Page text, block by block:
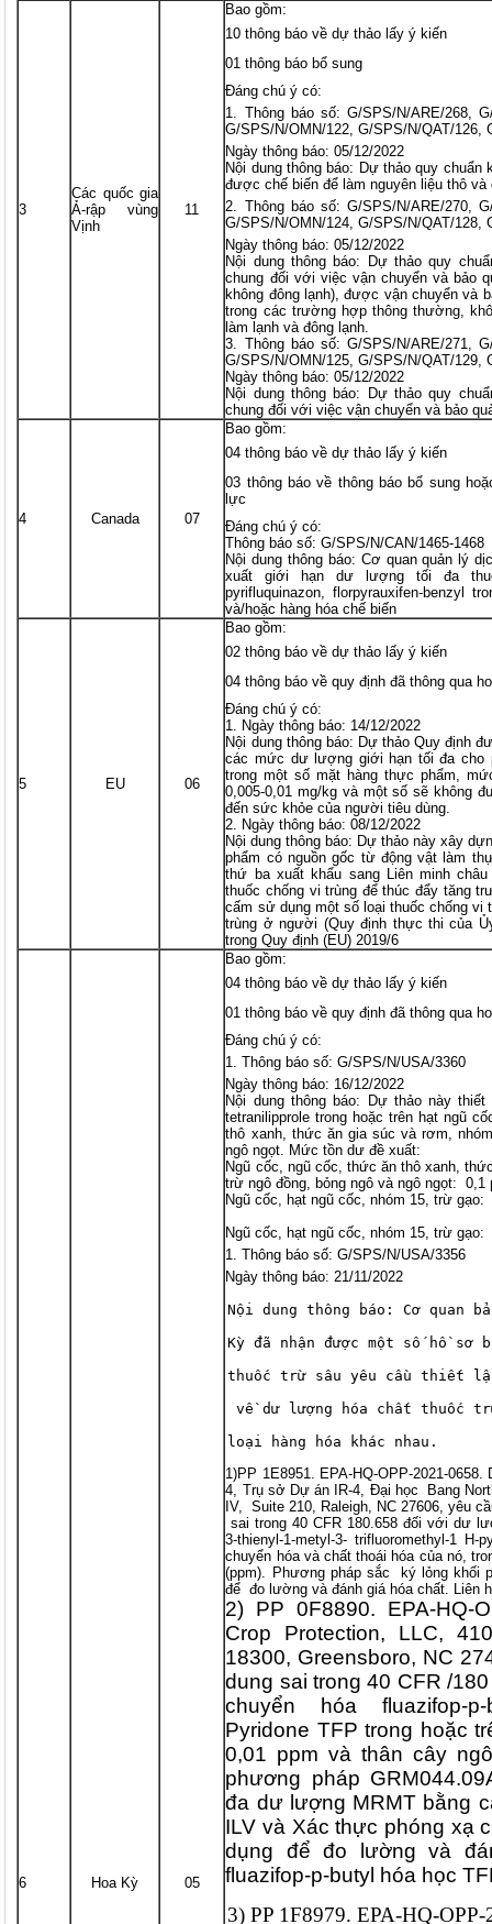
3
Các quốc gia
Ả-rập vùng
Vịnh
11
Bao gồm:
10 thông báo về dự thảo lấy ý kiến
01 thông báo bổ sung
Đáng chú ý có:
Thông báo số: G/SPS/N/ARE/268,
G/SPS/N/OMN/122, G/SPS/N/QAT/
Ngày thông báo: 05/12/2022
Nội dung thông báo: Dự thảo quy
được chế biến để làm nguyên liệu thô
Thông báo số: G/SPS/N/ARE/270,
G/SPS/N/OMN/124, G/SPS/N/QAT/
Ngày thông báo: 05/12/2022
Nội dung thông báo: Dự thảo quy
chung đối với việc vận chuyển và bảo
không đông lạnh), được vận chuyển và
trong các trường hợp thông thường,
làm lạnh và đông lạnh.
3. Thông báo số: G/SPS/N/ARE/271,
G/SPS/N/OMN/125, G/SPS/N/QAT/
Ngày thông báo: 05/12/2022
Nội dung thông báo: Dự thảo quy
chung đối với việc vận chuyển và bảo
4 Canada 07
Bao gồm:
04 thông báo về dự thảo lấy ý kiến
03 thông báo về thông báo bổ sung
lực
Đáng chú ý có:
Thông báo số: G/SPS/N/CAN/1465-1468
Nội dung thông báo: Cơ quan quản lý
xuất giới hạn dư lượng tối đa
pyrifluquinazon, florpyrauxifen-benzyl
và/hoặc hàng hóa chế biến
5 EU 06
Bao gồm:
02 thông báo về dự thảo lấy ý kiến
04 thông báo về quy định đã thông qua
Đáng chú ý có:
1. Ngày thông báo: 14/12/2022
Nội dung thông báo: Dự thảo Quy định
các mức dư lượng giới hạn tối đa cho
trong một số mặt hàng thực phẩm,
0,005-0,01 mg/kg và một số sẽ không
đến sức khỏe của người tiêu dùng.
2. Ngày thông báo: 08/12/2022
Nội dung thông báo: Dự thảo này xây
phẩm có nguồn gốc từ động vật làm
thứ ba xuất khẩu sang Liên minh
thuốc chống vi trùng để thúc đẩy tăng
cấm sử dụng một số loại thuốc chống vi
trùng ở người (Quy định thực thi của
trong Quy định (EU) 2019/6
6 Hoa Kỳ 05
Bao gồm:
04 thông báo về dự thảo lấy ý kiến
01 thông báo về quy định đã thông qua
Đáng chú ý có:
Thông báo số: G/SPS/N/USA/3360
Ngày thông báo: 16/12/2022
Nội dung thông báo: Dự thảo này
tetranilipprole trong hoặc trên hạt ngũ
thô xanh, thức ăn gia súc và rơm,
ngô ngọt. Mức tồn dư đề xuất:
Ngũ cốc, ngũ cốc, thức ăn thô xanh,
trừ ngô đồng, bỏng ngô và ngô ngọt: 0,1
Ngũ cốc, hạt ngũ cốc, nhóm 15, trừ gạo:
Ngũ cốc, hạt ngũ cốc, nhóm 15, trừ gạo:
Thông báo số: G/SPS/N/USA/3356
Ngày thông báo: 21/11/2022
Nội dung thông báo: Cơ quan
Kỳ đã nhận được một số hồ sơ
thuốc trừ sâu yêu cầu thiết
về dư lượng hóa chất thuốc
loại hàng hóa khác nhau.
1)PP 1E8951. EPA-HQ-OPP-2021-
4, Trụ sở Dự án IR-4, Đại học Bang
IV, Suite 210, Raleigh, NC 27606, yêu
sai trong 40 CFR 180.658 đối với dư
3-thienyl-1-metyl-3- trifluoromethyl-1
chuyển hóa và chất thoái hóa của nó,
(ppm). Phương pháp sắc ký lỏng khối
để đo lường và đánh giá hóa chất. Liên
2) PP 0F8890. EPA-HQ-
Crop Protection, LLC,
18300, Greensboro, NC
dung sai trong 40 CFR /
chuyển hóa fluazifop-p-
Pyridone TFP trong hoặc
0,01 ppm và thân cây
phương pháp
đa dư lượng MRMT bằng
ILV và Xác thực phóng xạ
dụng để đo lường và
fluazifop-p-butyl hóa học
3) PP 1F8979. EPA-HQ-